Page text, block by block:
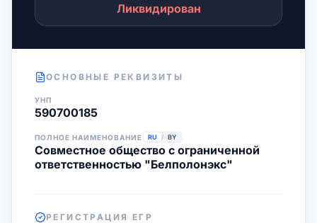
Ликвидирован
ОСНОВНЫЕ РЕКВИЗИТЫ
УНП
590700185
ПОЛНОЕ НАИМЕНОВАНИЕ RU / BY
Совместное общество с ограниченной
ответственностью "Белполонэкс"
РЕГИСТРАЦИЯ ЕГР